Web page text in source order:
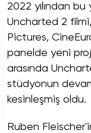
2022 yılından bu
Uncharted 2
Pictures,
panelde yeni
arasında
stüdyonun devam
kesinleşmiş oldu.
Ruben